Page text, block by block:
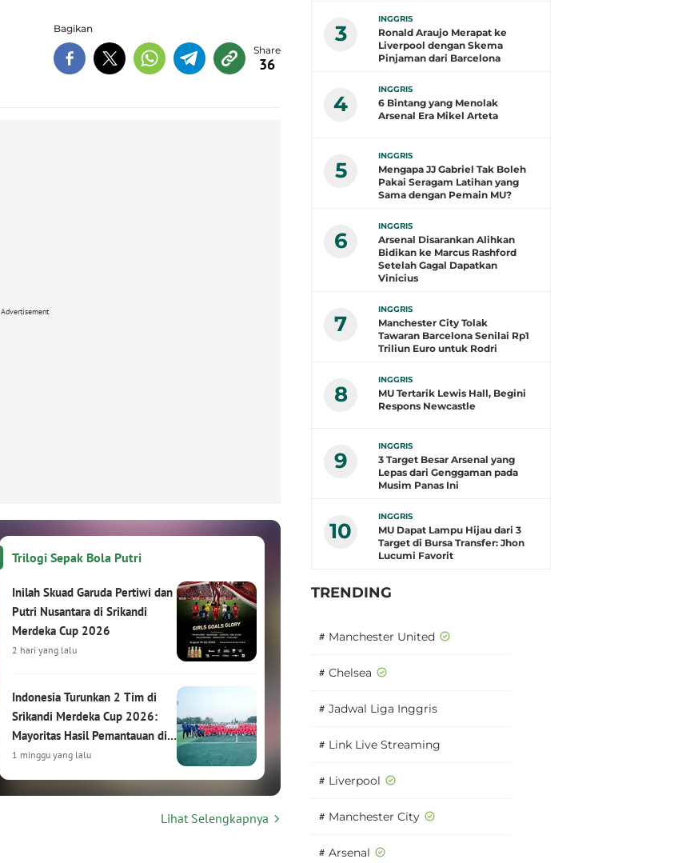
Bagikan
36
Advertisement
Trilogi Sepak Bola Putri
Inilah Skuad Garuda Pertiwi dan
Putri Nusantara di Srikandi
Merdeka Cup 2026
2 hari yang lalu
Indonesia Turunkan 2 Tim di
Srikandi Merdeka Cup 2026:
Mayoritas Hasil Pemantauan di
HYDROPLUS Soccer League
1 minggu yang lalu
Lihat Selengkapnya
3
INGGRIS
Ronald Araujo Merapat ke
Liverpool dengan Skema
Pinjaman dari Barcelona
4
INGGRIS
6 Bintang yang Menolak
Arsenal Era Mikel Arteta
5
INGGRIS
Mengapa JJ Gabriel Tak Boleh
Pakai Seragam Latihan yang
Sama dengan Pemain MU?
6
INGGRIS
Arsenal Disarankan Alihkan
Bidikan ke Marcus Rashford
Setelah Gagal Dapatkan
Vinicius
7
INGGRIS
Manchester City Tolak
Tawaran Barcelona Senilai Rp1
Triliun Euro untuk Rodri
8
INGGRIS
MU Tertarik Lewis Hall, Begini
Respons Newcastle
9
INGGRIS
3 Target Besar Arsenal yang
Lepas dari Genggaman pada
Musim Panas Ini
10
INGGRIS
MU Dapat Lampu Hijau dari 3
Target di Bursa Transfer: Jhon
Lucumi Favorit
TRENDING
# Manchester United
# Chelsea
# Jadwal Liga Inggris
# Link Live Streaming
# Liverpool
# Manchester City
# Arsenal